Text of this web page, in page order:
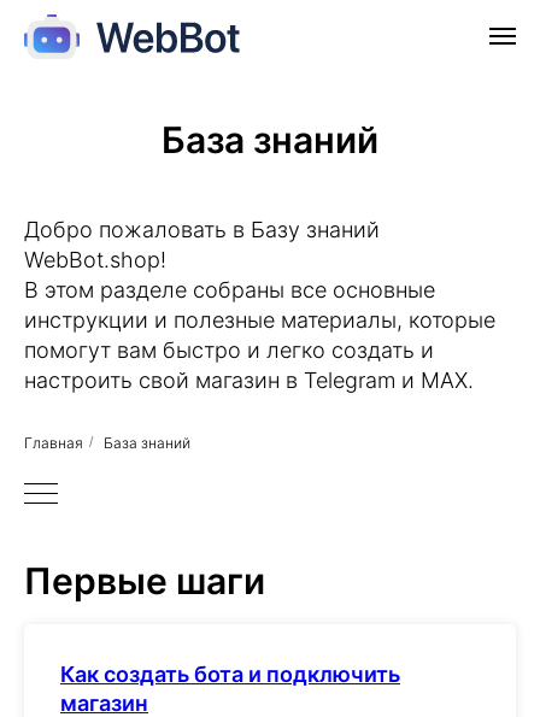
База знаний
Добро пожаловать в Базу знаний
WebBot.shop!
В этом разделе собраны все основные
инструкции и полезные материалы, которые
помогут вам быстро и легко создать и
настроить свой магазин в Telegram и МАХ.
Главная / База знаний
Первые шаги
Как создать бота и подключить
магазин